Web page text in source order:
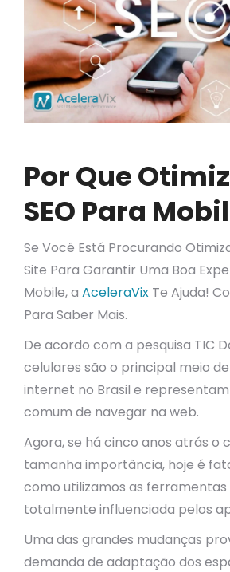
Por Que
SEO Para
Se Você Está Procurando
Site Para Garantir Uma Boa
Mobile, a AceleraVix Te Ajuda!
Para Saber Mais.
De acordo com a pesquisa TIC
celulares são o principal meio
internet no Brasil e
comum de navegar na web.
Agora, se há cinco anos atrás o
tamanha importância, hoje é
como utilizamos as ferramentas
totalmente influenciada pelos
Uma das grandes mudanças
demanda de adaptação dos